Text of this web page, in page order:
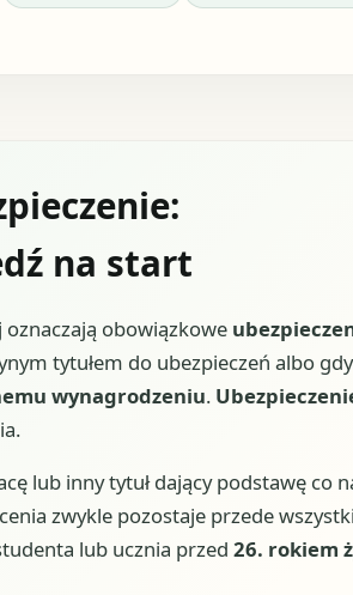
na start
oznaczają obowiązkowe
tytułem do ubezpieczeń albo
wynagrodzeniu.
lub inny tytuł dający podstawę co
zwykle pozostaje przede
lub ucznia przed 26. rokiem